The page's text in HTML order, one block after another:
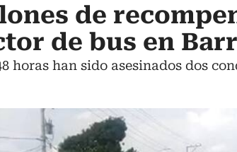
de
de bus en
horas han sido asesinados dos